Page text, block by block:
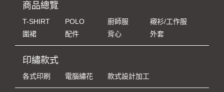
商品總覽
T-SHIRT POLO 廚師服
襯衫/工作服
圍裙
配件 背心 外套
印繡款式
各式印刷 電腦繡花 款式設計加工